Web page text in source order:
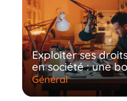
Exploiter ses
en société : une
Général